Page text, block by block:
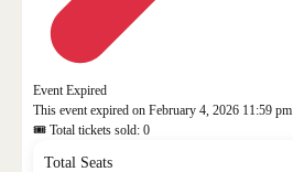
Event Expired
This event expired on February 4, 2026 11:59 pm
🎟 Total tickets sold: 0
Total Seats